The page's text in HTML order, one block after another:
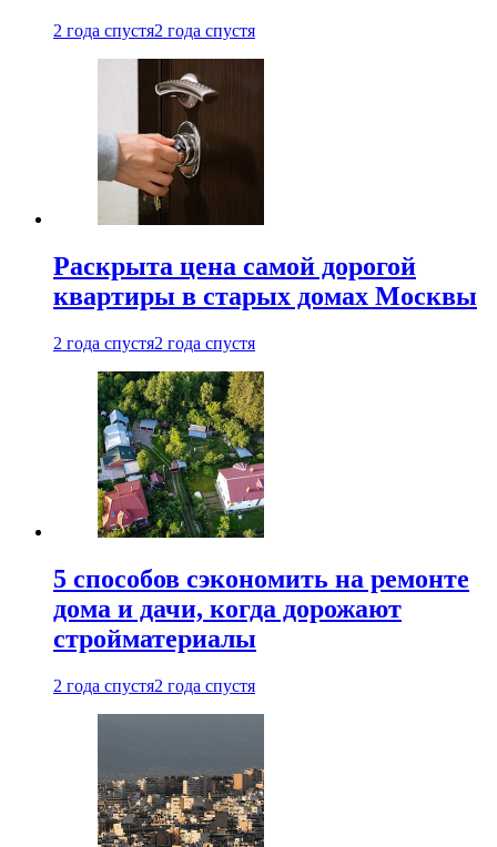
2 года спустя2 года спустя
Раскрыта цена самой дорогой
квартиры в старых домах Москвы
2 года спустя2 года спустя
5 способов сэкономить на ремонте
дома и дачи, когда дорожают
стройматериалы
2 года спустя2 года спустя